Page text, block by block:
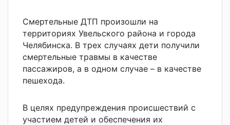
Смертельные ДТП произошли на
территориях Увельского района и города
Челябинска. В трех случаях дети получили
смертельные травмы в качестве
пассажиров, а в одном случае – в качестве
пешехода.
В целях предупреждения происшествий с
участием детей и обеспечения их